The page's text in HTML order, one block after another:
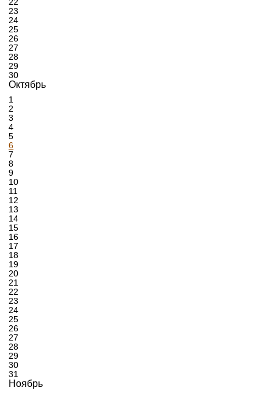
23
24
25
26
27
28
29
30
Октябрь
1
2
3
4
5
6
7
8
9
10
11
12
13
14
15
16
17
18
19
20
21
22
23
24
25
26
27
28
29
30
31
Ноябрь